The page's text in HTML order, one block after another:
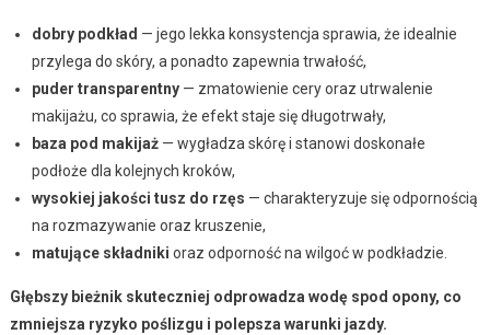
dobry podkład — jego lekka konsystencja sprawia, że idealnie
przylega do skóry, a ponadto zapewnia trwałość,
puder transparentny— zmatowienie cery oraz utrwalenie
makijażu, co sprawia, że efekt staje się długotrwały,
baza pod makijaż— wygładza skórę i stanowi doskonałe
podłoże dla kolejnych kroków,
wysokiej jakości tusz do rzęs — charakteryzuje się odpornością
na rozmazywanie oraz kruszenie,
matujące składniki oraz odporność na wilgoć w podkładzie.
Głębszy bieżnik skuteczniej odprowadza wodę spod opony, co
zmniejsza ryzyko poślizgu i polepsza warunki jazdy.